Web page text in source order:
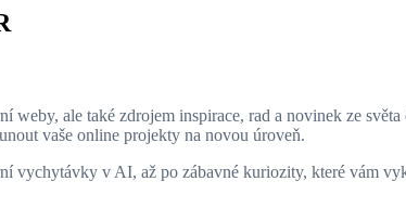
weby, ale také zdrojem inspirace, rad a novinek ze
vaše online projekty na novou úroveň.
vychytávky v AI, až po zábavné kuriozity, které vám